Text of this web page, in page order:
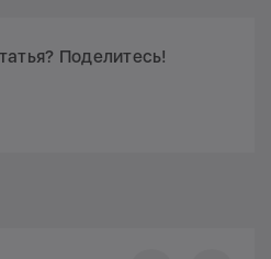
Поделитесь!